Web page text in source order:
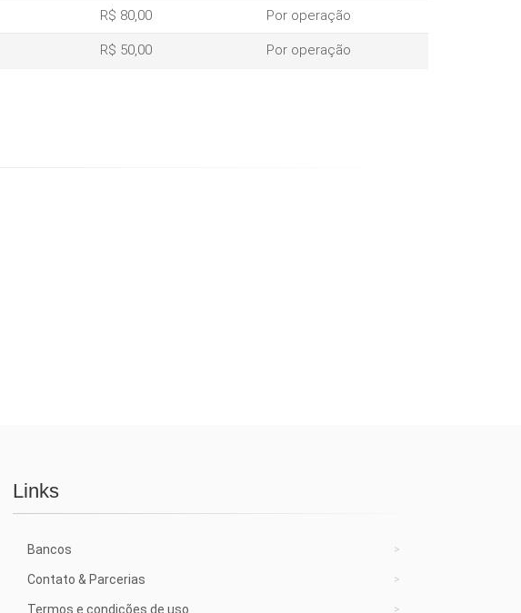
R$ 80,00 Por operação
R$ 50,00 Por operação
Links
Bancos
Contato & Parcerias
Termos e condições de uso